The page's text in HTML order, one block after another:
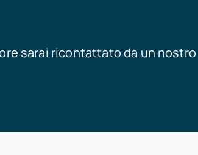
sarai ricontattato da un nostro